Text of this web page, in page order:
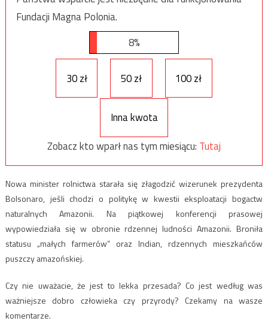
Fundacji Magna Polonia.
8%
30 zł 50 zł 100 zł
Inna kwota
Zobacz kto wparł nas tym miesiącu: Tutaj
Nowa minister rolnictwa starała się złagodzić wizerunek prezydenta
Bolsonaro, jeśli chodzi o politykę w kwestii eksploatacji bogactw
naturalnych Amazonii. Na piątkowej konferencji prasowej
wypowiedziała się w obronie rdzennej ludności Amazonii. Broniła
statusu „małych farmerów” oraz Indian, rdzennych mieszkańców
puszczy amazońskiej.
Czy nie uważacie, że jest to lekka przesada? Co jest według was
ważniejsze dobro człowieka czy przyrody? Czekamy na wasze
komentarze.